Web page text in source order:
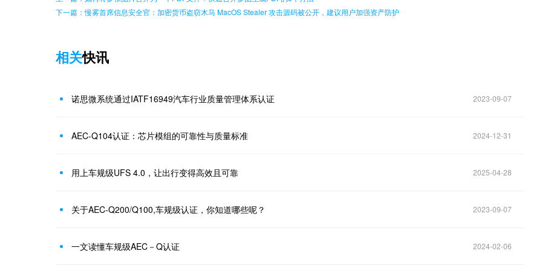
下一篇：慢雾首席信息安全官：加密货币盗窃木马 MacOS Stealer 攻击源码被公开，建议用户加强资产防护
相关快讯
诺思微系统通过IATF16949汽车行业质量管理体系认证 2023-09-07
AEC-Q104认证：芯片模组的可靠性与质量标准 2024-12-31
用上车规级UFS 4.0，让出行变得高效且可靠 2025-04-28
关于AEC-Q200/Q100,车规级认证，你知道哪些呢？ 2023-09-07
一文读懂车规级AEC－Q认证 2024-02-06